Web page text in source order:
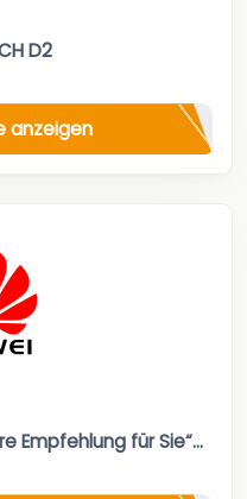
D2
anzeigen
Empfehlung für Sie“...